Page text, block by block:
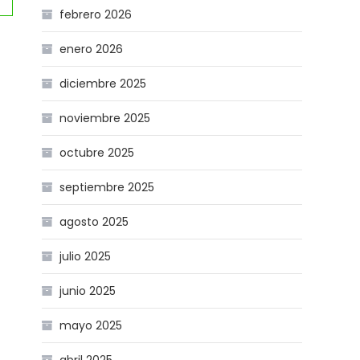
febrero 2026
enero 2026
diciembre 2025
noviembre 2025
octubre 2025
septiembre 2025
agosto 2025
julio 2025
junio 2025
mayo 2025